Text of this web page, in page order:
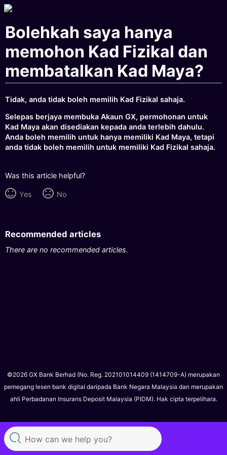
Bolehkah saya hanya
memohon Kad Fizikal dan
membatalkan Kad Maya?
Tidak, anda tidak boleh memilih Kad Fizikal sahaja.
Selepas berjaya membuka Akaun GX, permohonan untuk
Kad Maya akan disediakan kepada anda terlebih dahulu.
Anda boleh memilih untuk hanya memiliki Kad Maya, tetapi
anda tidak boleh memilih untuk memiliki Kad Fizikal sahaja.
Was this article helpful?
Yes No
Recommended articles
There are no recommended articles.
©2026 GX Bank Berhad (No. Reg. 202101014409 (1414709-A) merupakan
pemegang lesen bank digital daripada Bank Negara Malaysia dan merupakan
ahli Perbadanan Insurans Deposit Malaysia (PIDM). Hak cipta terpelihara.